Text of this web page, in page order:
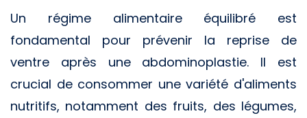
Un régime alimentaire équilibré est
fondamental pour prévenir la reprise de
ventre après une abdominoplastie. Il est
crucial de consommer une variété d'aliments
nutritifs, notamment des fruits, des légumes,